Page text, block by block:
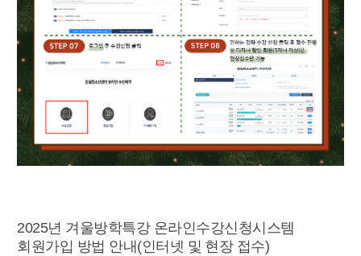
2025년 겨울방학특강 온라인수강신청시스템
회원가입 방법 안내(인터넷 및 현장 접수)